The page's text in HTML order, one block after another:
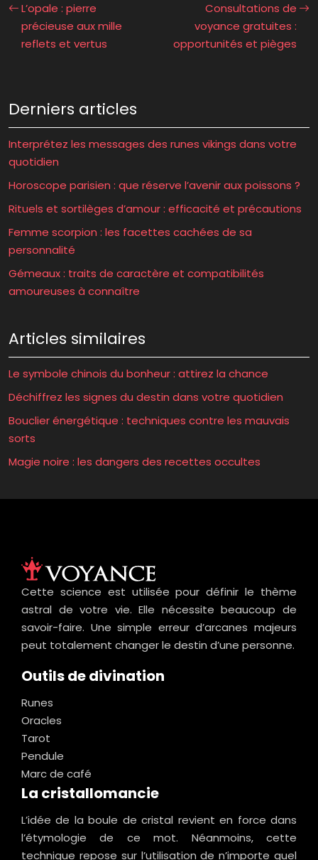
L’opale : pierre
précieuse aux mille
reflets et vertus
Consultations de
voyance gratuites :
opportunités et pièges
Derniers articles
Interprétez les messages des runes vikings dans votre
quotidien
Horoscope parisien : que réserve l’avenir aux poissons ?
Rituels et sortilèges d’amour : efficacité et précautions
Femme scorpion : les facettes cachées de sa
personnalité
Gémeaux : traits de caractère et compatibilités
amoureuses à connaître
Articles similaires
Le symbole chinois du bonheur : attirez la chance
Déchiffrez les signes du destin dans votre quotidien
Bouclier énergétique : techniques contre les mauvais
sorts
Magie noire : les dangers des recettes occultes
Cette science est utilisée pour définir le thème
astral de votre vie. Elle nécessite beaucoup de
savoir-faire. Une simple erreur d’arcanes majeurs
peut totalement changer le destin d’une personne.
Outils de divination
Runes
Oracles
Tarot
Pendule
Marc de café
La cristallomancie
L’idée de la boule de cristal revient en force dans
l’étymologie de ce mot. Néanmoins, cette
technique repose sur l’utilisation de n’importe quel